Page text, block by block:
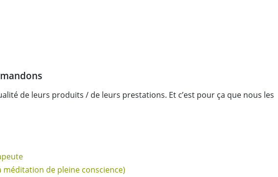
de leurs produits / de leurs prestations. Et c’est pour ça que nous les
de pleine conscience)